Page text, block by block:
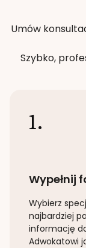
Umów
Szybko,
1.
Wypełnij
Wybierz
najbardziej
informację
Adwokatowi